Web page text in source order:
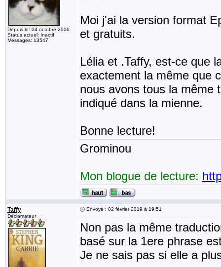
Depuis le: 04 octobre 2006
Status actuel: Inactif
Messages: 13547
Moi j'ai la version format
et gratuits.
Lélia et .Taffy, est-ce que
exactement la même que
nous avons tous la même
indiqué dans la mienne.
Bonne lecture!
Grominou
Mon blogue de lecture:
Taffy
Déclamateur
Envoyé : 02 février 2019 à 19:51
Non pas la même
basé sur la 1ere phrase
Je ne sais pas si elle a